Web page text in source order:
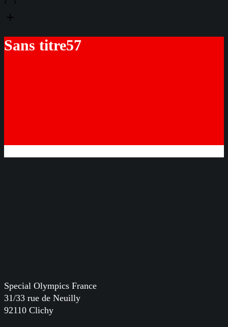
Sans titre57
Special Olympics France
31/33 rue de Neuilly
92110 Clichy